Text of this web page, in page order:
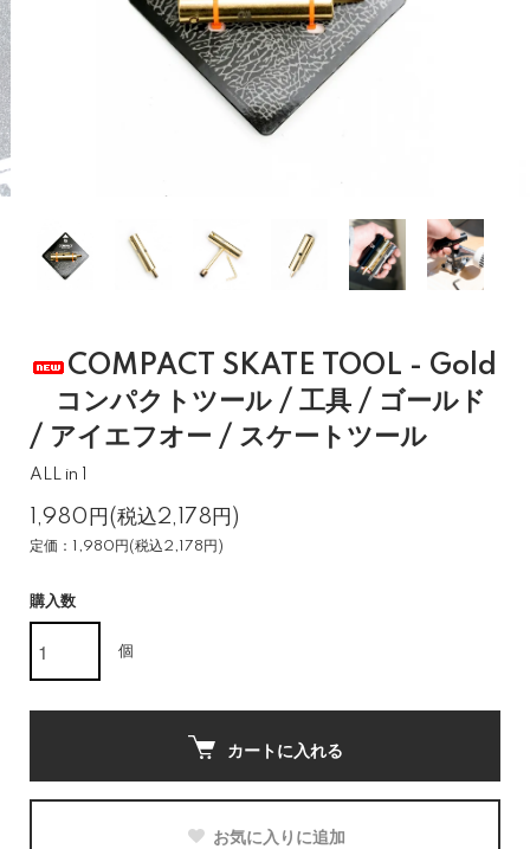
COMPACT SKATE TOOL - Gold
コンパクトツール / 工具 / ゴールド
/ アイエフオー / スケートツール
ALL in 1
1,980円(税込2,178円)
定価：1,980円(税込2,178円)
購入数
個
カートに入れる
お気に入りに追加